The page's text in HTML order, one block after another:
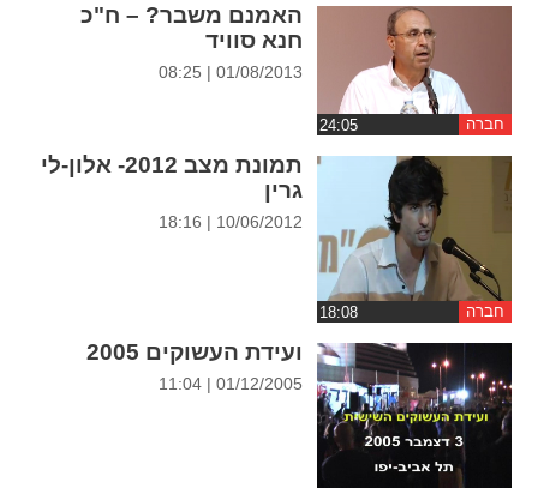
חברה
האמנם משבר? – ח"כ
חנא סוויד
01/08/2013 | 08:25
חברה
תמונת מצב 2012- אלון-לי
גרין
10/06/2012 | 18:16
ועידת העשוקים 2005
01/12/2005 | 11:04